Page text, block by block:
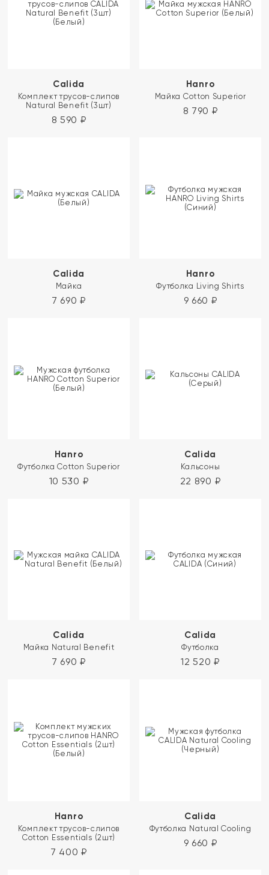
Calida
Комплект трусов-слипов
Natural Benefit (3шт)
8 590 ₽
Hanro
Майка Cotton Superior
8 790 ₽
Calida
Майка
7 690 ₽
Hanro
Футболка Living Shirts
9 660 ₽
Hanro
Футболка Cotton Superior
10 530 ₽
Calida
Кальсоны
22 890 ₽
Calida
Майка Natural Benefit
7 690 ₽
Calida
Футболка
12 520 ₽
Hanro
Комплект трусов-слипов
Cotton Essentials (2шт)
7 400 ₽
Calida
Футболка Natural Cooling
9 660 ₽